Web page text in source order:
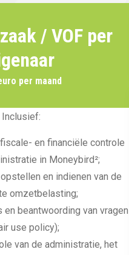
/ VOF per
per maand
Inclusief:
en financiële controle
in Moneybird²;
en indienen van de
omzetbelasting;
beantwoording van vragen
use policy);
van de administratie, het